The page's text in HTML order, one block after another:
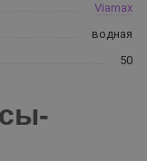
Viamax
водная
50